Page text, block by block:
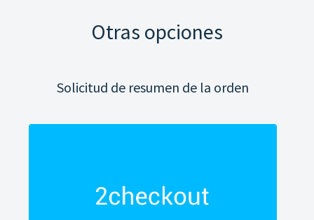
Otras opciones
Solicitud de resumen de la orden